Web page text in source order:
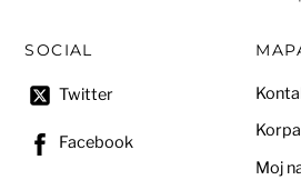
SOCIAL
Twitter
Facebook
Korpa
Moj